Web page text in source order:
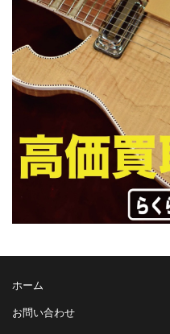
ホーム
お問い合わせ